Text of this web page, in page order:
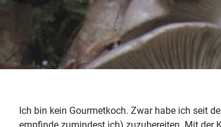
Ich bin kein Gourmetkoch. Zwar habe ich seit